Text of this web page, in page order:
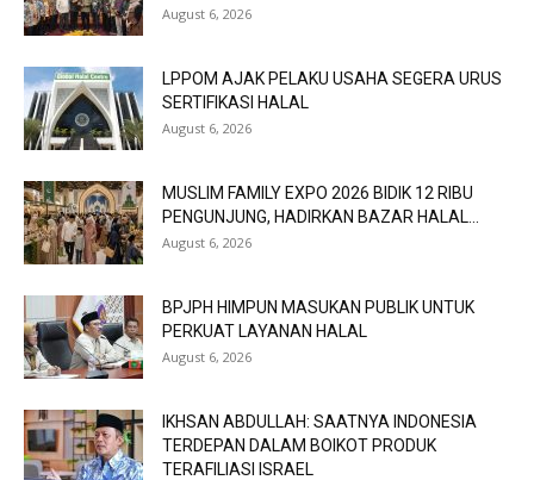
August 6, 2026
LPPOM AJAK PELAKU USAHA SEGERA URUS
SERTIFIKASI HALAL
August 6, 2026
MUSLIM FAMILY EXPO 2026 BIDIK 12 RIBU
PENGUNJUNG, HADIRKAN BAZAR HALAL...
August 6, 2026
BPJPH HIMPUN MASUKAN PUBLIK UNTUK
PERKUAT LAYANAN HALAL
August 6, 2026
IKHSAN ABDULLAH: SAATNYA INDONESIA
TERDEPAN DALAM BOIKOT PRODUK
TERAFILIASI ISRAEL